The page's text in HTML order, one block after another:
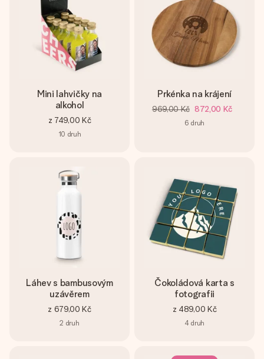
Mini lahvičky na
alkohol
z 749,00 Kč
10 druh
Prkénka na krájení
969,00 Kč 872,00 Kč
6 druh
Láhev s bambusovým
uzávěrem
z 679,00 Kč
2 druh
Čokoládová karta s
fotografii
z 489,00 Kč
4 druh